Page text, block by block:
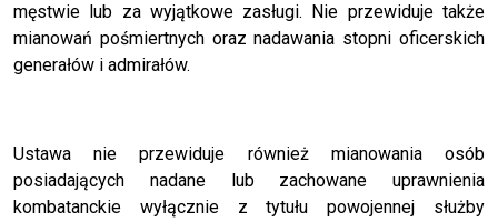
męstwie lub za wyjątkowe zasługi. Nie przewiduje także
mianowań pośmiertnych oraz nadawania stopni oficerskich
generałów i admirałów.
Ustawa nie przewiduje również mianowania osób
posiadających nadane lub zachowane uprawnienia
kombatanckie wyłącznie z tytułu powojennej służby